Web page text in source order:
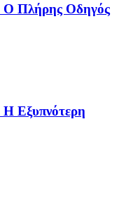
Ο Πλήρης Οδηγός
Εξυπνότερη